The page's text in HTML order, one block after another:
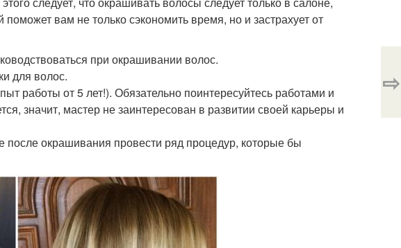
вам не только сэкономить время, но и застрахует от
при окрашивании волос.
для волос.
работы от 5 лет!). Обязательно поинтересуйтесь работами и
значит, мастер не заинтересован в развитии своей карьеры и
окрашивания провести ряд процедур, которые бы
⇨